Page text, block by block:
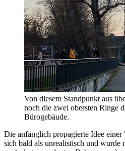
Von diesem Standpunkt aus
noch die zwei obersten Ringe
Bürogebäude.
Die anfänglich propagierte Idee
sich bald als unrealistisch und wurde